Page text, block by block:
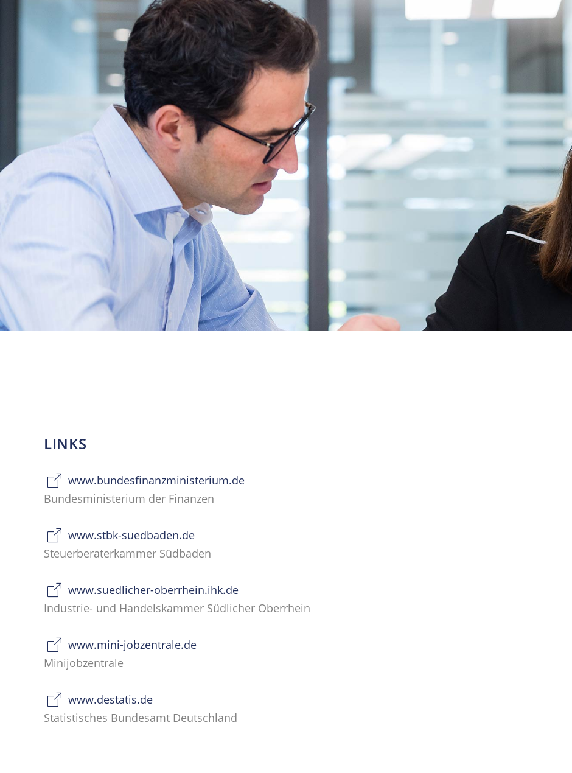
LINKS
www.bundesfinanzministerium.de
Bundesministerium der Finanzen
www.stbk-suedbaden.de
Steuerberaterkammer Südbaden
www.suedlicher-oberrhein.ihk.de
Industrie- und Handelskammer Südlicher Oberrhein
www.mini-jobzentrale.de
Minijobzentrale
www.destatis.de
Statistisches Bundesamt Deutschland